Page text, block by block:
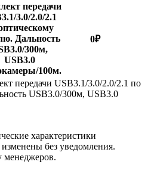
передачи
3.0/2.0/2.1
Дальность
300м,
USB3.0
100м.
0₽
передачи USB3.1/3.0/2.0/2.1 по
USB3.0/300м, USB3.0
характеристики
без уведомления.